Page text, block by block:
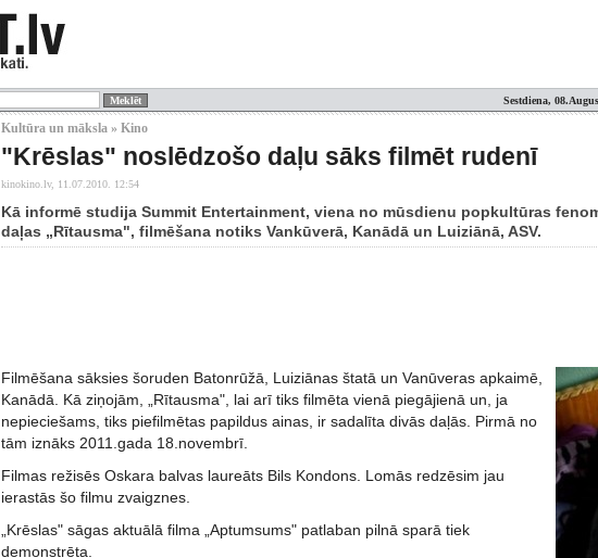
Sestdiena,
Kultūra un māksla » Kino
"Krēslas" noslēdzošo daļu sāks filmēt rudenī
kinokino.lv, 11.07.2010. 12:54
Kā informē studija Summit Entertainment, viena no mūsdienu popkultūras
daļas „Rītausma", filmēšana notiks Vankūverā, Kanādā un Luiziānā, ASV.
Filmēšana sāksies šoruden Batonrūžā, Luiziānas štatā un Vanūveras apkaimē,
Kanādā. Kā ziņojām, „Rītausma", lai arī tiks filmēta vienā piegājienā un, ja
nepieciešams, tiks piefilmētas papildus ainas, ir sadalīta divās daļās. Pirmā no
tām iznāks 2011.gada 18.novembrī.
Filmas režisēs Oskara balvas laureāts Bils Kondons. Lomās redzēsim jau
ierastās šo filmu zvaigznes.
„Krēslas" sāgas aktuālā filma „Aptumsums" patlaban pilnā sparā tiek
demonstrēta.